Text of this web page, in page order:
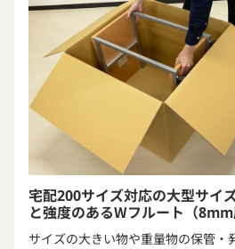
宅配200サイズ対応の大型サイ
と強度のあるWフルート（8mm
サイズの大きい物や重量物の保管・